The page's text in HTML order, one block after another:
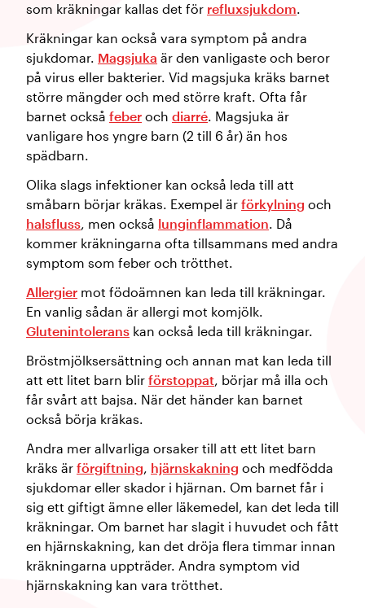
som kräkningar kallas det för refluxsjukdom.
Kräkningar kan också vara symptom på andra
sjukdomar. Magsjuka är den vanligaste och beror
på virus eller bakterier. Vid magsjuka kräks barnet
större mängder och med större kraft. Ofta får
barnet också feber och diarré. Magsjuka är
vanligare hos yngre barn (2 till 6 år) än hos
spädbarn.
Olika slags infektioner kan också leda till att
småbarn börjar kräkas. Exempel är förkylning och
halsfluss, men också lunginflammation. Då
kommer kräkningarna ofta tillsammans med andra
symptom som feber och trötthet.
Allergier mot födoämnen kan leda till kräkningar.
En vanlig sådan är allergi mot komjölk.
Glutenintolerans kan också leda till kräkningar.
Bröstmjölksersättning och annan mat kan leda till
att ett litet barn blir förstoppat, börjar må illa och
får svårt att bajsa. När det händer kan barnet
också börja kräkas.
Andra mer allvarliga orsaker till att ett litet barn
kräks är förgiftning, hjärnskakning och medfödda
sjukdomar eller skador i hjärnan. Om barnet får i
sig ett giftigt ämne eller läkemedel, kan det leda till
kräkningar. Om barnet har slagit i huvudet och fått
en hjärnskakning, kan det dröja flera timmar innan
kräkningarna uppträder. Andra symptom vid
hjärnskakning kan vara trötthet.